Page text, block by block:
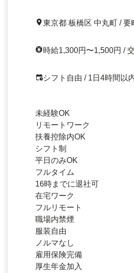
東京都 板橋区 中丸町 / 要
時給1,300円〜1,500円 /
シフト自由 / 1日4時間以
未経験OK
リモートワーク
扶養控除内OK
シフト制
平日のみOK
フルタイム
16時までに退社可
在宅ワーク
フルリモート
職場内禁煙
服装自由
ノルマなし
雇用保険完備
厚生年金加入